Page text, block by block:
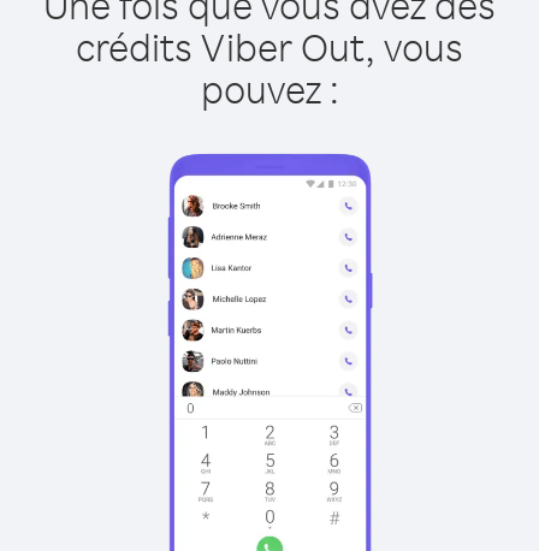
crédits Viber Out, vous
pouvez :